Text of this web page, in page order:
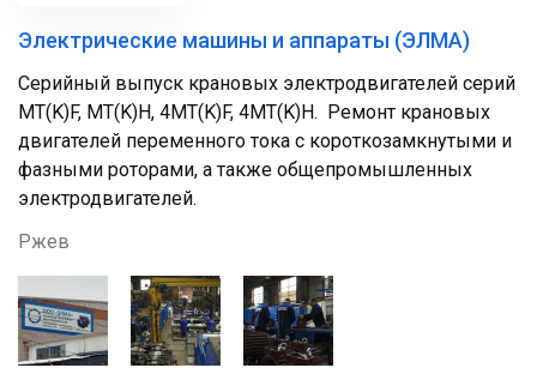
Электрические машины и аппараты (ЭЛМА)
Серийный выпуск крановых электродвигателей серий
МТ(K)F, MT(K)H, 4МТ(K)F, 4MT(K)H. Ремонт крановых
двигателей переменного тока с короткозамкнутыми и
фазными роторами, а также общепромышленных
электродвигателей.
Ржев